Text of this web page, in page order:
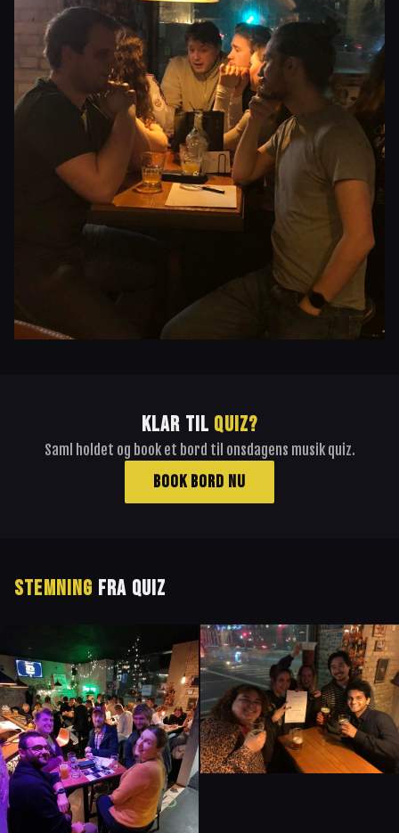
KLAR TIL QUIZ?
Saml holdet og book et bord til onsdagens musik quiz.
BOOK BORD NU
STEMNING FRA QUIZ